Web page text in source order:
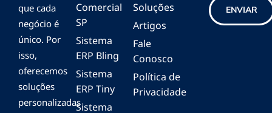
que cada
negócio é
único. Por
isso,
oferecemos
soluções
personalizadas
Comercial
SP
Sistema
ERP Bling
Sistema
ERP Tiny
Sistema
Soluções
Artigos
Fale
Conosco
Política de
Privacidade
ENVIAR